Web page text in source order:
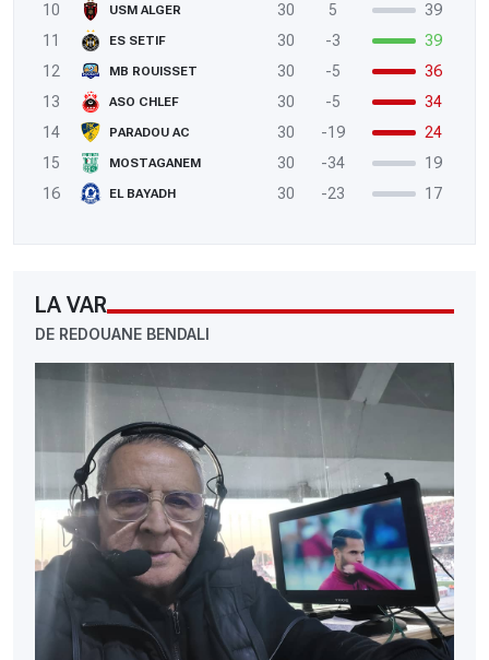
10
USM ALGER 30 5
39
11
ES SETIF 30 -3
39
12
MB ROUISSET 30 -5
36
13
ASO CHLEF 30 -5
34
14
PARADOU AC 30 -19
24
15
MOSTAGANEM 30 -34
19
16
EL BAYADH 30 -23 17
LA VAR
DE REDOUANE BENDALI